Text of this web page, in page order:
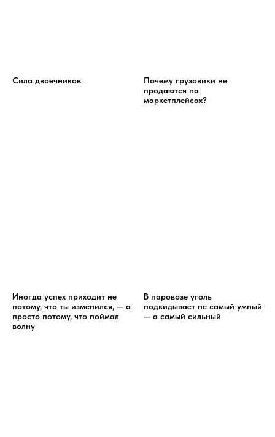
Сила двоечников
Почему грузовики не
продаются на
маркетплейсах?
Иногда успех приходит не
потому, что ты изменился, — а
просто потому, что поймал
волну
В паровозе уголь
подкидывает не самый умный
— а самый сильный